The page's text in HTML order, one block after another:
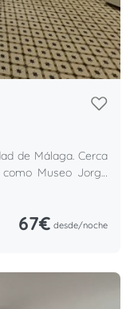
de Málaga. Cerca
Museo Jorge
67€ desde/noche